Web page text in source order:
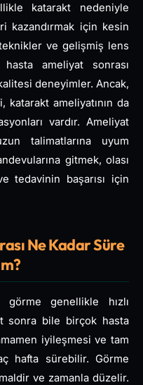
katarakt nedeniyle
kazandırmak için kesin
ve gelişmiş lens
ameliyat sonrası
deneyimler. Ancak,
ameliyatının da
vardır. Ameliyat
talimatlarına uyum
gitmek, olası
tedavinin başarısı için
Ne Kadar Süre
görme genellikle hızlı
sonra bile birçok hasta
iyileşmesi ve tam
hafta sürebilir. Görme
ve zamanla düzelir.